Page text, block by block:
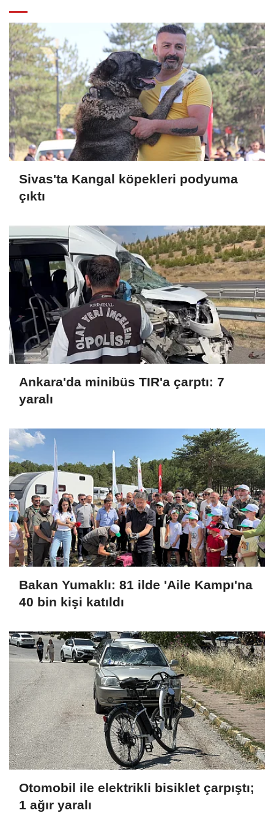
Sivas'ta Kangal köpekleri podyuma
çıktı
Ankara'da minibüs TIR'a çarptı: 7
yaralı
Bakan Yumaklı: 81 ilde 'Aile Kampı'na
40 bin kişi katıldı
Otomobil ile elektrikli bisiklet çarpıştı;
1 ağır yaralı